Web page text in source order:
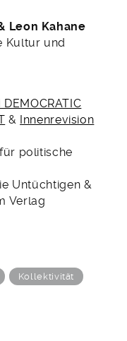
Leon Kahane
Kultur und
DEMOCRATIC
& Innenrevision
politische
Untüchtigen &
Verlag
Kollektivität